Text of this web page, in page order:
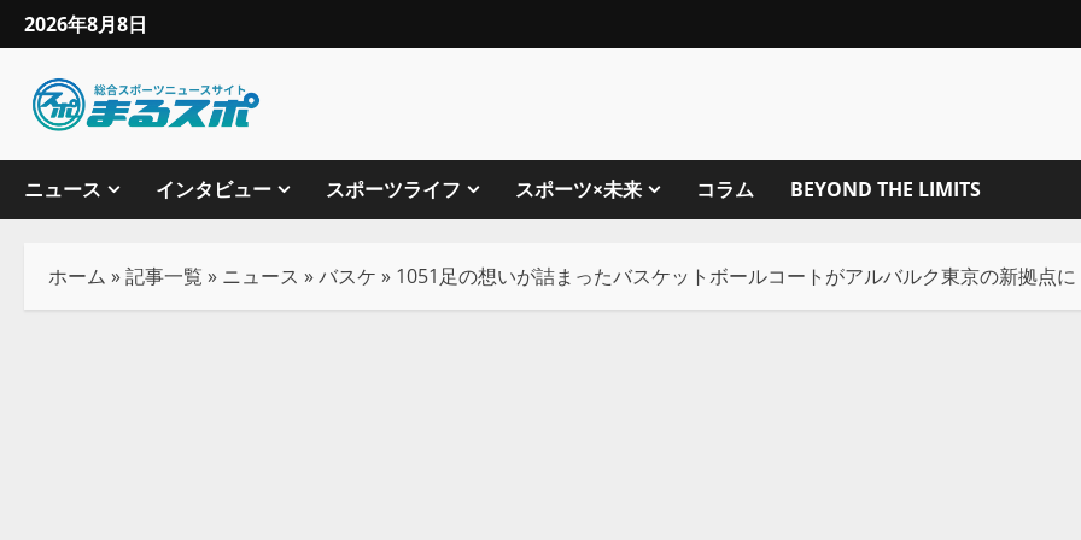
2026年8月8日
ニュース インタビュー スポーツライフ スポーツ×未来 コラム BEYOND THE LIMITS
ホーム »記事一覧 » ニュース »バスケ » 1051足の想いが詰まったバスケットボールコートがアルバルク東京の新拠点に